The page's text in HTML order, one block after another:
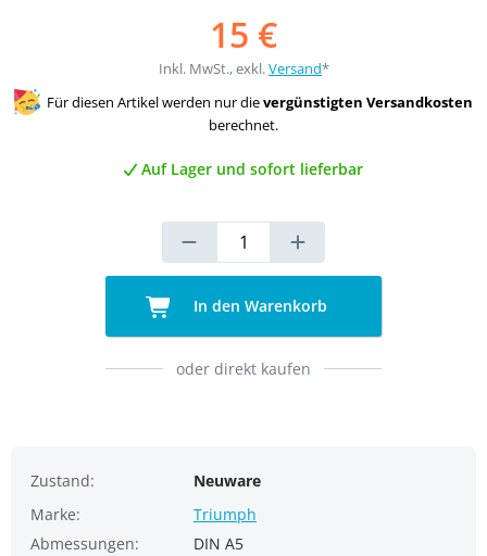
15 €
Inkl. MwSt., exkl.Versand*
Für diesen Artikel werden nur dievergünstigten Versandkosten
berechnet.
Auf Lager und sofort lieferbar
In den Warenkorb
oder direkt kaufen
Zustand:
Neuware
Marke:
Triumph
Abmessungen:
DIN A5